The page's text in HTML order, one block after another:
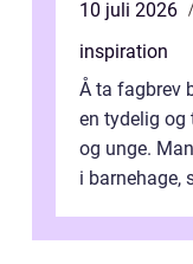
10 juli 2026
inspiration
Å ta fagbrev
en tydelig og
og unge.
i barnehage,